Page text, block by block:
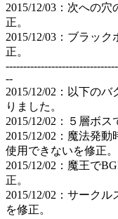
2015/12/03：次への
正。
2015/12/03：ブラッ
正。
--
2015/12/02：以下の
りました。
2015/12/02：５層ボス
2015/12/02：魔法発
使用できないを修正。
2015/12/02：魔王で
正。
2015/12/02：サーク
を修正。